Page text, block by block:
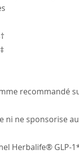
recommandé
ni ne sponsorise
Herbalife® GLP-